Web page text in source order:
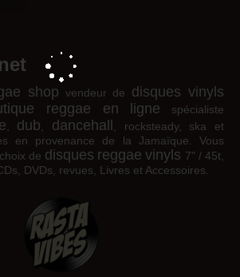
shop vendeur de disques vinyls
reggae en ligne spécialiste
dub dancehall
, rocksteady, ska et
en provenance de la Jamaïque. Vous
de disques reggae vinyls 7" / 45t,
DVDs, revues, Livres et Accessoires.